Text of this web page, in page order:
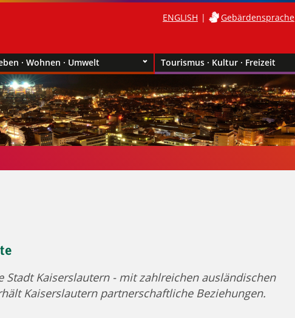
ENGLISH Gebärdensprache
· Wohnen · Umwelt Tourismus · Kultur · Freizeit
Stadt Kaiserslautern - mit zahlreichen ausländischen
Kaiserslautern partnerschaftliche Beziehungen.